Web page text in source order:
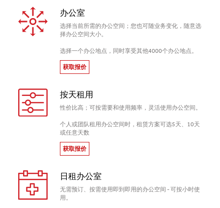
办公室
选择当前所需的办公空间；您也可随业务变化，随意选
择办公空间大小。
选择一个办公地点，同时享受其他4000个办公地点。
获取报价
按天租用
性价比高；可按需要和使用频率，灵活使用办公空间。
个人或团队租用办公空间时，租赁方案可选5天、10天
或任意天数
获取报价
日租办公室
无需预订、按需使用即到即用的办公空间 - 可按小时使
用。